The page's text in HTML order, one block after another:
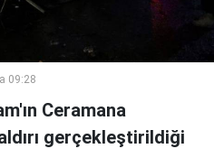
09:28
Ceramana
gerçekleştirildiği